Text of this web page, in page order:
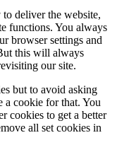
to deliver the website,
functions. You always
browser settings and
this will always
our site.
but to avoid asking
a cookie for that. You
cookies to get a better
all set cookies in